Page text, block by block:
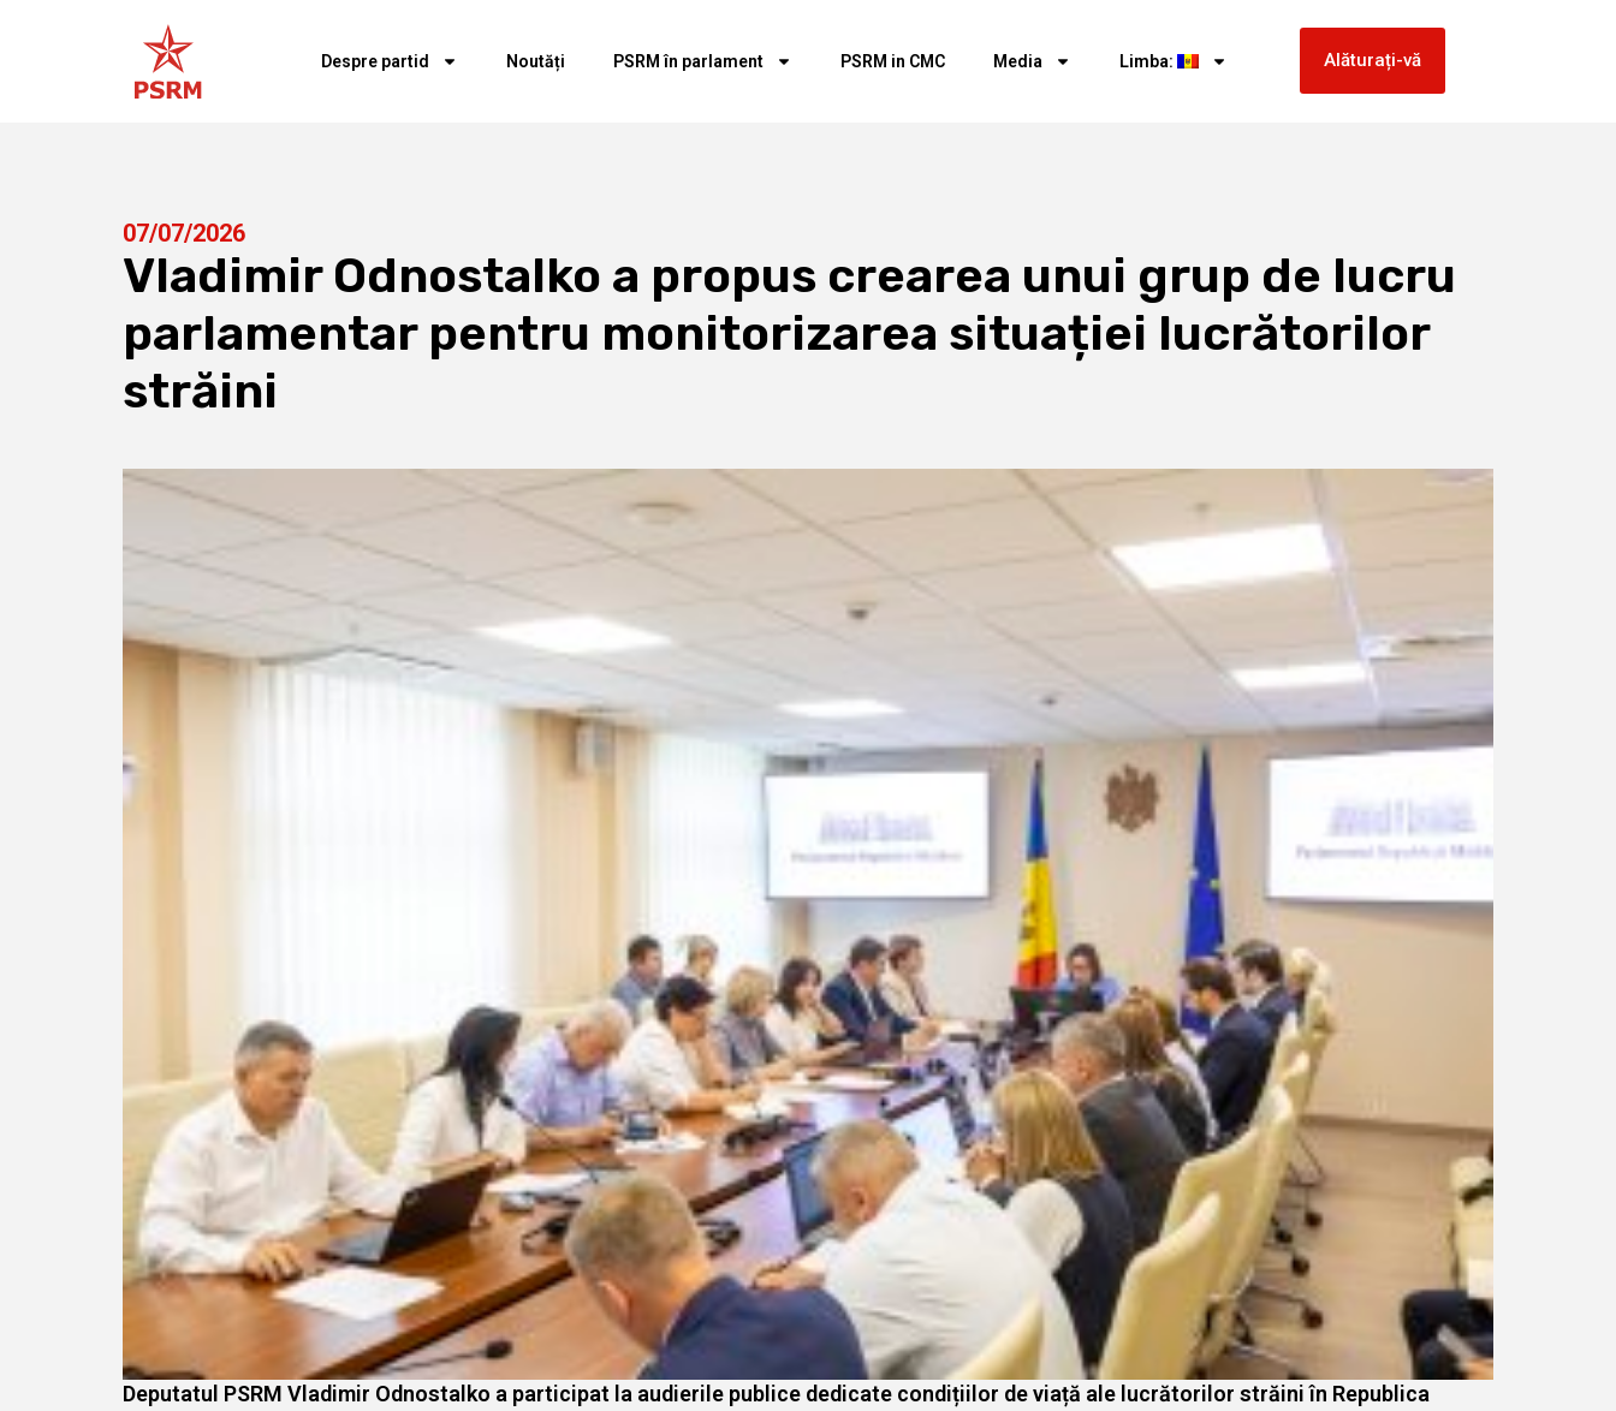
Despre partid Noutăți PSRM în parlament PSRM in CMC Media Limba: Alăturați-vă
07/07/2026
Vladimir Odnostalko a propus crearea unui grup de lucru
parlamentar pentru monitorizarea situației lucrătorilor
străini
Deputatul PSRM Vladimir Odnostalko a participat la audierile publice dedicate condițiilor de viață ale lucrătorilor străini în Republica